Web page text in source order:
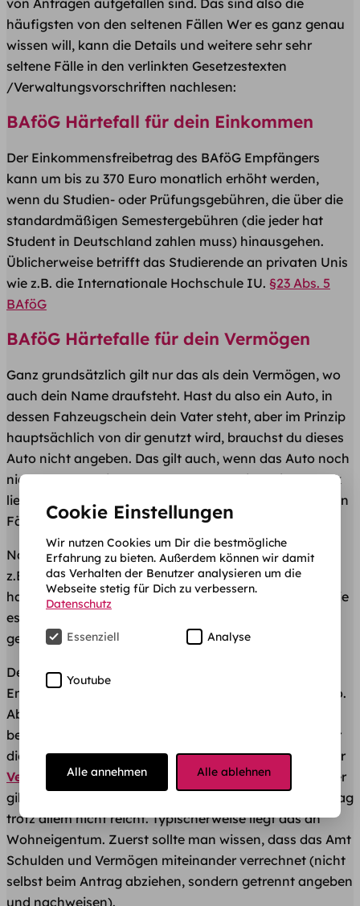
häufigsten von den seltenen Fällen Wer es ganz genau
wissen will, kann die Details und weitere sehr sehr
seltene Fälle in den verlinkten Gesetzestexten
/Verwaltungsvorschriften nachlesen:
BAföG Härtefall für dein Einkommen
Der Einkommensfreibetrag des BAföG Empfängers
kann um bis zu 370 Euro monatlich erhöht werden,
wenn du Studien- oder Prüfungsgebühren, die über die
standardmäßigen Semestergebühren (die jeder hat
Student in Deutschland zahlen muss) hinausgehen.
Üblicherweise betrifft das Studierende an privaten Unis
wie z.B. die Internationale Hochschule IU. §23 Abs. 5
BAföG
BAföG Härtefalle für dein Vermögen
Ganz grundsätzlich gilt nur das als dein Vermögen, wo
auch dein Name draufsteht. Hast du also ein Auto, in
dessen Fahzeugschein dein Vater steht, aber im Prinzip
hauptsächlich von dir genutzt wird, brauchst du dieses
Auto nicht angeben. Das gilt auch, wenn das Auto noch
nicht abbezahlt ist und der Fahrzeugbrief bei der Bank
liegt oder wenn es das Auto nur geleast ist. In all diesen
Fällen hast du Glück.
Nachteilig ist diese Regelung aber, wenn jemand wie
z.B. deine Eltern Geld auf deinen Namen angelegt
haben. In dem Fall ist es dein Vermögen, auch wenn sie
es nur bei dir “parken” oder für später irgendwann
gedacht war.
Der normale Vermögensfreibetrag für BaföG
Empfänger*innen unter 30 Jahren liegt bei 15.000 Euro.
Ab 30 darf man 45.000 Euro auf der hohen Kante
behalten. Die meisten BAföG Anträge liegen weit unter
diesem Wert. Für Kinder und Ehegatten erhöht sich der
Vermögensfreibetragum je 2.300 Euro. Hin und wieder
gibt es aber Leute, für die der normale BAföG-Freibetrag
trotz allem nicht reicht. Typischerweise liegt das an
Wohneigentum. Zuerst sollte man wissen, dass das Amt
Schulden und Vermögen miteinander verrechnet (nicht
selbst beim Antrag abziehen, sondern getrennt angeben
und nachweisen).
Cookie Einstellungen
Wir nutzen Cookies um Dir die bestmögliche
Erfahrung zu bieten. Außerdem können wir damit
das Verhalten der Benutzer analysieren um die
Webseite stetig für Dich zu verbessern.
Datenschutz
Essenziell Analyse
Youtube
Alle annehmen Alle ablehnen